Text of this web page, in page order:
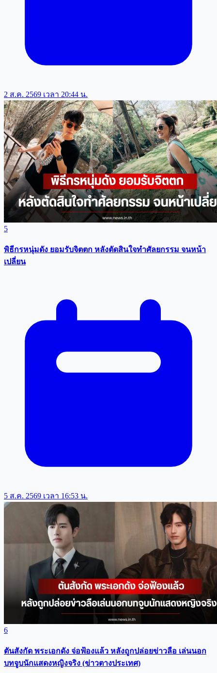
2 ส.ค. 2569 เวลา 20:44 น.
5
พิธีกรหนุ่มดัง ยอมรับจิตตก หลังตัดสินใจทำศัลยกรรม จนหน้า
เปลี่ยน
5 ส.ค. 2569 เวลา 16:53 น.
6
ตันสังกัด พระเอกดัง จ่อฟ้องแล้ว หลังถูกปล่อยข่าวลือ เล่นนอก
บทจูบนักแสดงหญิงจริง (ข่าวตางประเทศ)